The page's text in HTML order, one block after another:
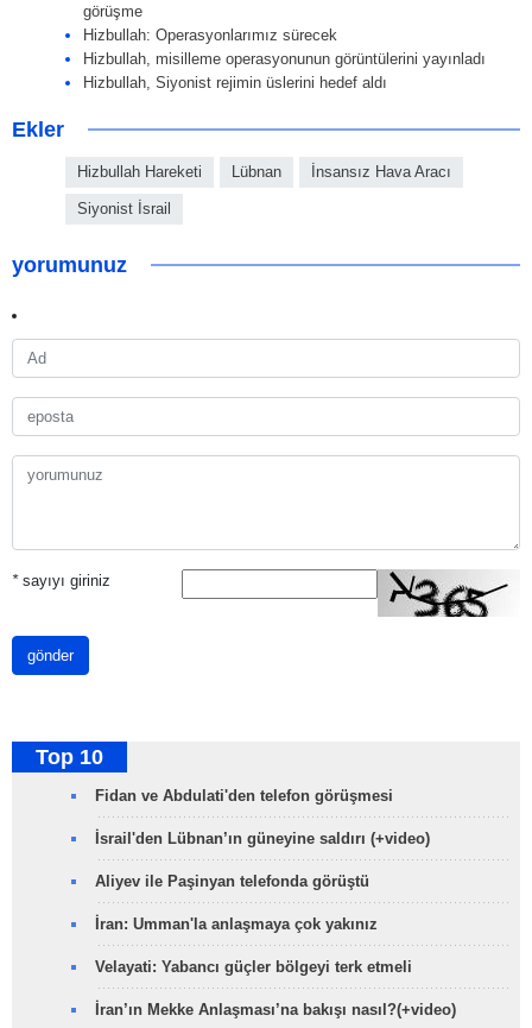
görüşme
Hizbullah: Operasyonlarımız sürecek
Hizbullah, misilleme operasyonunun görüntülerini yayınladı
Hizbullah, Siyonist rejimin üslerini hedef aldı
Ekler
Hizbullah Hareketi Lübnan İnsansız Hava Aracı
Siyonist İsrail
yorumunuz
*sayıyı giriniz
gönder
Top 10
Fidan ve Abdulati'den telefon görüşmesi
İsrail'den Lübnan’ın güneyine saldırı (+video)
Aliyev ile Paşinyan telefonda görüştü
İran: Umman'la anlaşmaya çok yakınız
Velayati: Yabancı güçler bölgeyi terk etmeli
İran’ın Mekke Anlaşması’na bakışı nasıl?(+video)